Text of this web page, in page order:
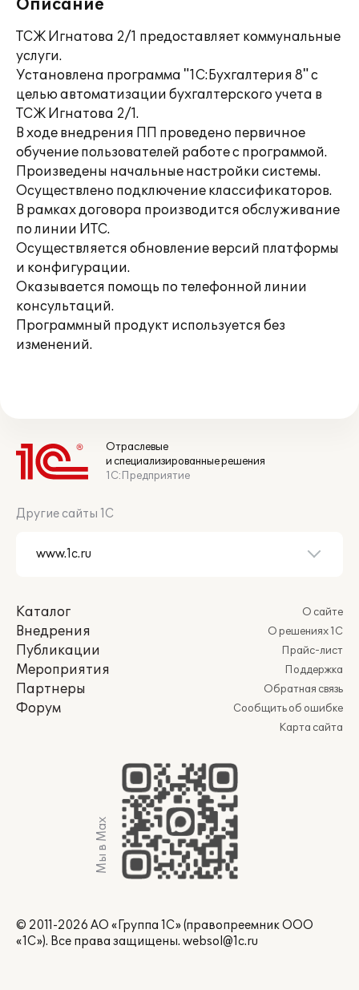
Описание
ТСЖ Игнатова 2/1 предоставляет коммунальные
услуги.
Установлена программа "1С:Бухгалтерия 8" с
целью автоматизации бухгалтерского учета в
ТСЖ Игнатова 2/1.
В ходе внедрения ПП проведено первичное
обучение пользователей работе с программой.
Произведены начальные настройки системы.
Осуществлено подключение классификаторов.
В рамках договора производится обслуживание
по линии ИТС.
Осуществляется обновление версий платформы
и конфигурации.
Оказывается помощь по телефонной линии
консультаций.
Программный продукт используется без
изменений.
Отраслевые
и специализированные решения
1С:Предприятие
Другие сайты 1С
Каталог
Внедрения
Публикации
Мероприятия
Партнеры
Форум
О сайте
О решениях 1С
Прайс-лист
Поддержка
Обратная связь
Сообщить об ошибке
Карта сайта
Мы в Max
© 2011-2026 АО «Группа 1С» (правопреемник ООО
«1С»). Все права защищены. websol@1c.ru